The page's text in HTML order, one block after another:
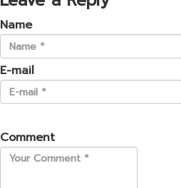
Name
E-mail
Comment